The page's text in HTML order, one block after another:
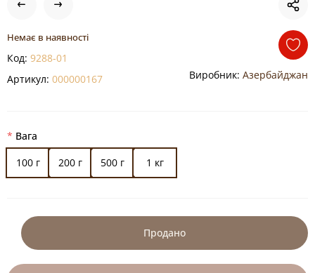
Немає в наявності
Код: 9288-01
Артикул: 000000167 Виробник: Азербайджан
Вага
100 г
200 г 500 г 1 кг
Продано